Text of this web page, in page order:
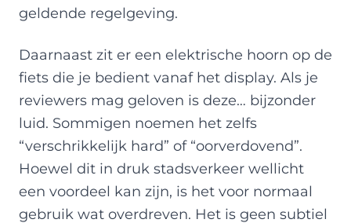
geldende regelgeving.
Daarnaast zit er een elektrische hoorn op de
fiets die je bedient vanaf het display. Als je
reviewers mag geloven is deze… bijzonder
luid. Sommigen noemen het zelfs
“verschrikkelijk hard” of “oorverdovend”.
Hoewel dit in druk stadsverkeer wellicht
een voordeel kan zijn, is het voor normaal
gebruik wat overdreven. Het is geen subtiel